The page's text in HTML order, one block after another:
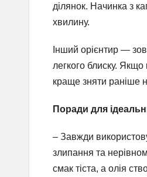
ділянок. Начинка з
хвилину.
Інший орієнтир —
легкого блиску.
краще зняти раніше
Поради для
– Завжди
злипання та
смак тіста, а олія